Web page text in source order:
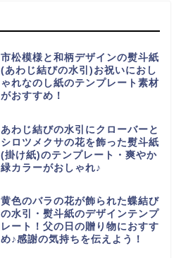
市松模様と和柄デザインの熨斗紙
(あわじ結びの水引)お祝いにおし
ゃれなのし紙のテンプレート素材
がおすすめ！
あわじ結びの水引にクローバーと
シロツメクサの花を飾った熨斗紙
(掛け紙)のテンプレート・爽やか
緑カラーがおしゃれ♪
黄色のバラの花が飾られた蝶結び
の水引・熨斗紙のデザインテンプ
レート！父の日の贈り物におすす
め♪感謝の気持ちを伝えよう！